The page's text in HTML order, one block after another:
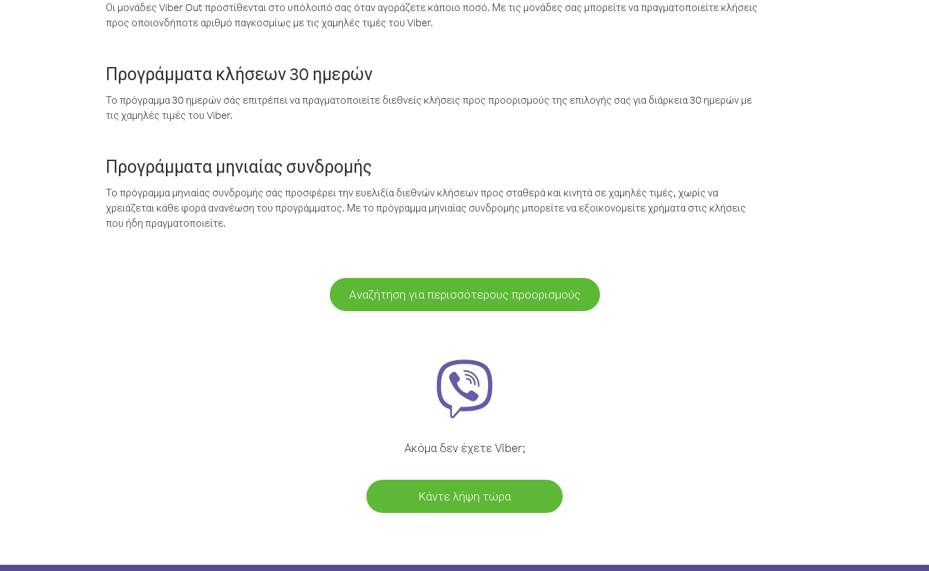
Οι μονάδες Viber Out προστίθενται στο υπόλοιπό σας όταν αγοράζετε κάποιο ποσό. Με τις μονάδες σας μπορείτε να πραγματοποιείτε κλήσεις
προς οποιονδήποτε αριθμό παγκοσμίως με τις χαμηλές τιμές του Viber.
Προγράμματα κλήσεων 30 ημερών
Το πρόγραμμα 30 ημερών σάς επιτρέπει να πραγματοποιείτε διεθνείς κλήσεις προς προορισμούς της επιλογής σας για διάρκεια 30 ημερών με
τις χαμηλές τιμές του Viber.
Προγράμματα μηνιαίας συνδρομής
Το πρόγραμμα μηνιαίας συνδρομής σάς προσφέρει την ευελιξία διεθνών κλήσεων προς σταθερά και κινητά σε χαμηλές τιμές, χωρίς να
χρειάζεται κάθε φορά ανανέωση του προγράμματος. Με το πρόγραμμα μηνιαίας συνδρομής μπορείτε να εξοικονομείτε χρήματα στις κλήσεις
που ήδη πραγματοποιείτε.
Αναζήτηση για περισσότερους προορισμούς
Ακόμα δεν έχετε Viber;
Κάντε λήψη τώρα